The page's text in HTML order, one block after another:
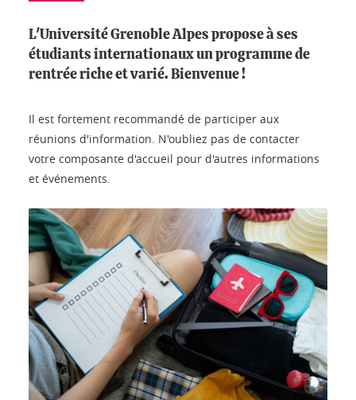
L'Université Grenoble Alpes propose à ses
étudiants internationaux un programme de
rentrée riche et varié. Bienvenue !
Il est fortement recommandé de participer aux
réunions d'information. N'oubliez pas de contacter
votre composante d'accueil pour d'autres informations
et événements.